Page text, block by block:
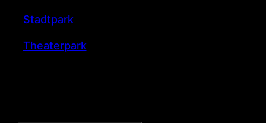
Stadtpark
Theaterpark